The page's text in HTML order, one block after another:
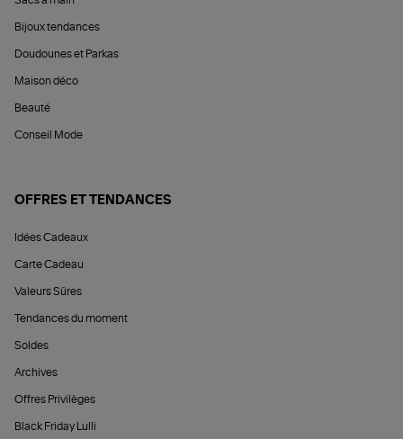
Bijoux tendances
Doudounes et Parkas
Maison déco
Beauté
Conseil Mode
OFFRES ET TENDANCES
Idées Cadeaux
Carte Cadeau
Valeurs Sûres
Tendances du moment
Soldes
Archives
Offres Privilèges
Black Friday Lulli